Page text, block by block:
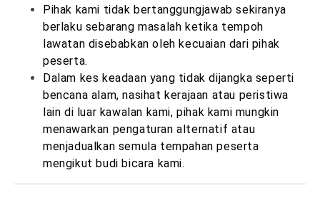
Pihak kami tidak bertanggungjawab sekiranya
berlaku sebarang masalah ketika tempoh
lawatan disebabkan oleh kecuaian dari pihak
peserta.
Dalam kes keadaan yang tidak dijangka seperti
bencana alam, nasihat kerajaan atau peristiwa
lain di luar kawalan kami, pihak kami mungkin
menawarkan pengaturan alternatif atau
menjadualkan semula tempahan peserta
mengikut budi bicara kami.